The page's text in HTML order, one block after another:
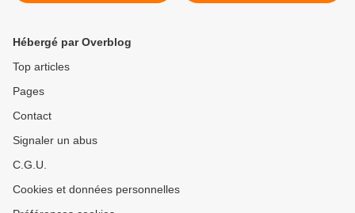
Hébergé par Overblog
Top articles
Pages
Contact
Signaler un abus
C.G.U.
Cookies et données personnelles